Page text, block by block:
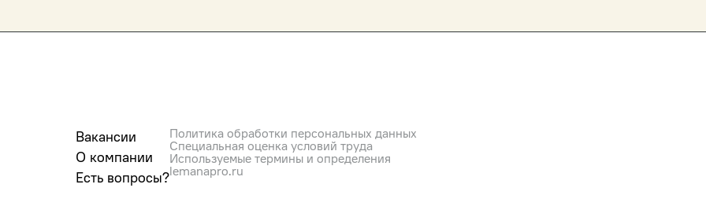
Вакансии
О компании
Есть вопросы?
Политика обработки персональных данных
Специальная оценка условий труда
Используемые термины и определения
lemanapro.ru